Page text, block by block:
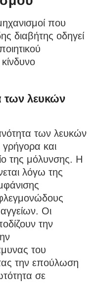
που
διαβήτης οδηγεί
των λευκών
των λευκών
και
της μόλυνσης. Η
λόγω της
Οι
την
του
την επούλωση
σε